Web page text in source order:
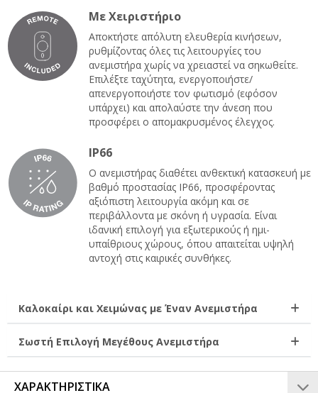
Με Χειριστήριο
Αποκτήστε απόλυτη ελευθερία κινήσεων,
ρυθμίζοντας όλες τις λειτουργίες του
ανεμιστήρα χωρίς να χρειαστεί να σηκωθείτε.
Επιλέξτε ταχύτητα, ενεργοποιήστε/
απενεργοποιήστε τον φωτισμό (εφόσον
υπάρχει) και απολαύστε την άνεση που
προσφέρει ο απομακρυσμένος έλεγχος.
IP66
Ο ανεμιστήρας διαθέτει ανθεκτική κατασκευή με
βαθμό προστασίας IP66, προσφέροντας
αξιόπιστη λειτουργία ακόμη και σε
περιβάλλοντα με σκόνη ή υγρασία. Είναι
ιδανική επιλογή για εξωτερικούς ή ημι-
υπαίθριους χώρους, όπου απαιτείται υψηλή
αντοχή στις καιρικές συνθήκες.
Καλοκαίρι και Χειμώνας με Έναν Ανεμιστήρα
Σωστή Επιλογή Μεγέθους Ανεμιστήρα
ΧΑΡΑΚΤΗΡΙΣΤΙΚΑ